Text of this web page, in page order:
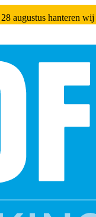
augustus hanteren wij